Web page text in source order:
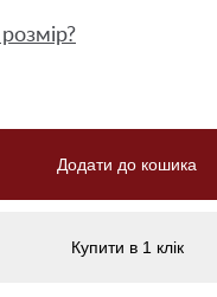
Додати до кошика
Купити в 1 клік